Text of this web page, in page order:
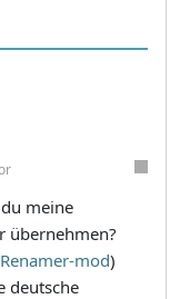
meine
übernehmen?
mod)
deutsche